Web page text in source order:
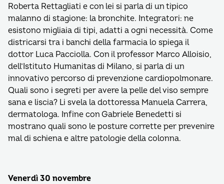
Roberta Rettagliati e con lei si parla di un tipico
malanno di stagione: la bronchite. Integratori: ne
esistono migliaia di tipi, adatti a ogni necessità. Come
districarsi tra i banchi della farmacia lo spiega il
dottor Luca Pacciolla. Con il professor Marco Alloisio,
dell’Istituto Humanitas di Milano, si parla di un
innovativo percorso di prevenzione cardiopolmonare.
Quali sono i segreti per avere la pelle del viso sempre
sana e liscia? Li svela la dottoressa Manuela Carrera,
dermatologa. Infine con Gabriele Benedetti si
mostrano quali sono le posture corrette per prevenire
mal di schiena e altre patologie della colonna.
Venerdì 30 novembre